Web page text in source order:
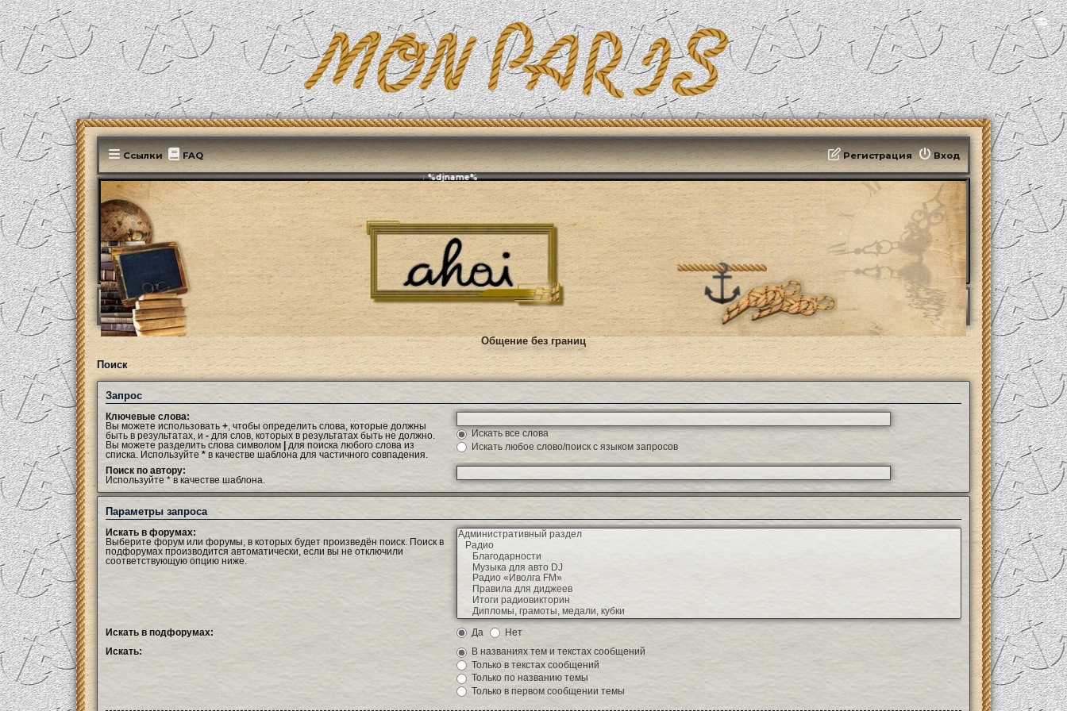
📻
Ссылки FAQ Вход
Регистрация
Эфирит: ♫ %djname%
MonParis2025 ФОРУМ Поиск
Общение без границ
Поиск
Запрос
Ключевые слова:
Вы можете использовать +, чтобы определить слова, которые должны
быть в результатах, и - для слов, которых в результатах быть не должно.
Вы можете разделить слова символом
для поиска любого слова из
списка. Используйте * в качестве шаблона для частичного совпадения.
Искать все слова
Искать любое слово/поиск с языком запросов
Поиск по автору:
Используйте * в качестве шаблона.
Параметры запроса
Искать в форумах:
Выберите форум или форумы, в которых будет произведён поиск. Поиск в
подфорумах производится автоматически, если вы не отключили
соответствующую опцию ниже.
Искать в подфорумах: Да Нет
Искать:
В названиях тем и текстах сообщений
Только в текстах сообщений
Только по названию темы
Только в первом сообщении темы